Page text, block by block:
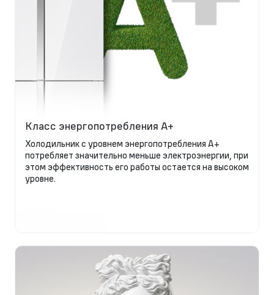
Класс энергопотребления A+
Холодильник с уровнем энергопотребления А+
потребляет значительно меньше электроэнергии, при
этом эффективность его работы остается на высоком
уровне.